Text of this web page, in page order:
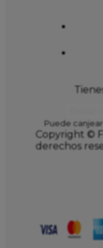
Puede
Copyright ©
derechos